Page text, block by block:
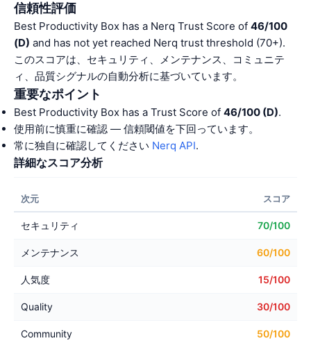
信頼性評価
Best Productivity Box has a Nerq Trust Score of 46/100
(D) and has not yet reached Nerq trust threshold (70+).
このスコアは、セキュリティ、メンテナンス、コミュニテ
ィ、品質シグナルの自動分析に基づいています。
重要なポイント
Best Productivity Box has a Trust Score of 46/100 (D).
使用前に慎重に確認 — 信頼閾値を下回っています。
常に独自に確認してください Nerq API.
詳細なスコア分析
次元 スコア
セキュリティ 70/100
メンテナンス 60/100
人気度 15/100
Quality 30/100
Community 50/100